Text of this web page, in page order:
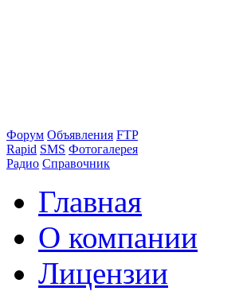
Форум Объявления FTP
Rapid SMS Фотогалерея
Радио Справочник
Главная
О компании
Лицензии